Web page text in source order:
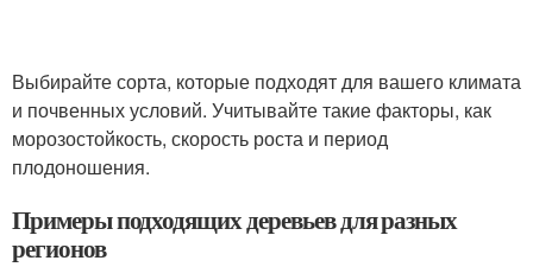
Выбирайте сорта, которые подходят для вашего климата
и почвенных условий. Учитывайте такие факторы, как
морозостойкость, скорость роста и период
плодоношения.
Примеры подходящих деревьев для разных
регионов